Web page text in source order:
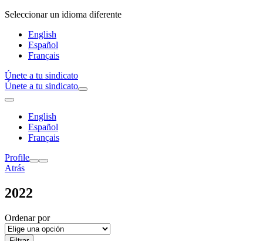
Seleccionar un idioma diferente
English
Español
Français
Únete a tu sindicato
Únete a tu sindicato
English
Español
Français
Profile
Atrás
2022
Ordenar por